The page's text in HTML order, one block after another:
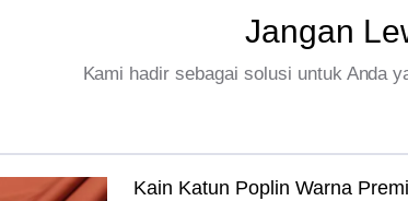
Jangan
Kami hadir sebagai solusi untuk Anda
Kain Katun Poplin Warna